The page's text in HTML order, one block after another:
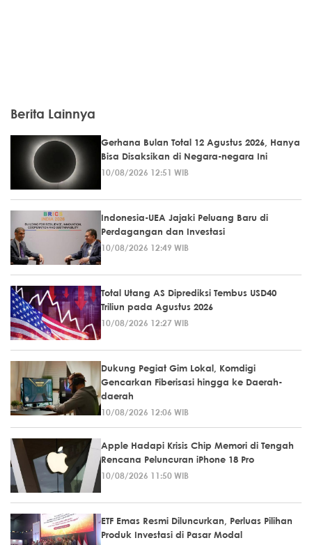
Berita Lainnya
Gerhana Bulan Total 12 Agustus 2026, Hanya
Bisa Disaksikan di Negara-negara Ini
10/08/2026 12:51 WIB
Indonesia-UEA Jajaki Peluang Baru di
Perdagangan dan Investasi
10/08/2026 12:49 WIB
Total Utang AS Diprediksi Tembus USD40
Triliun pada Agustus 2026
10/08/2026 12:27 WIB
Dukung Pegiat Gim Lokal, Komdigi
Gencarkan Fiberisasi hingga ke Daerah-
daerah
10/08/2026 12:06 WIB
Apple Hadapi Krisis Chip Memori di Tengah
Rencana Peluncuran iPhone 18 Pro
10/08/2026 11:50 WIB
ETF Emas Resmi Diluncurkan, Perluas Pilihan
Produk Investasi di Pasar Modal